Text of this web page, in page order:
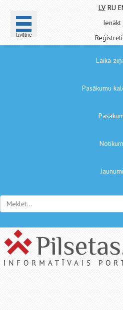
Izvēlne
LV RU
Ienākt
Laika
Pasākumu
Jaunumi